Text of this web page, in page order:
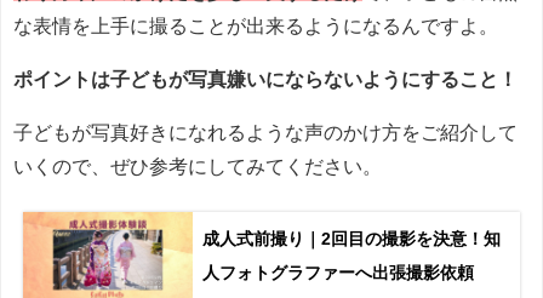
な表情を上手に撮ることが出来るようになるんですよ。
ポイントは子どもが写真嫌いにならないようにすること！
子どもが写真好きになれるような声のかけ方をご紹介して
いくので、ぜひ参考にしてみてください。
成人式前撮り｜2回目の撮影を決意！知
人フォトグラファーへ出張撮影依頼